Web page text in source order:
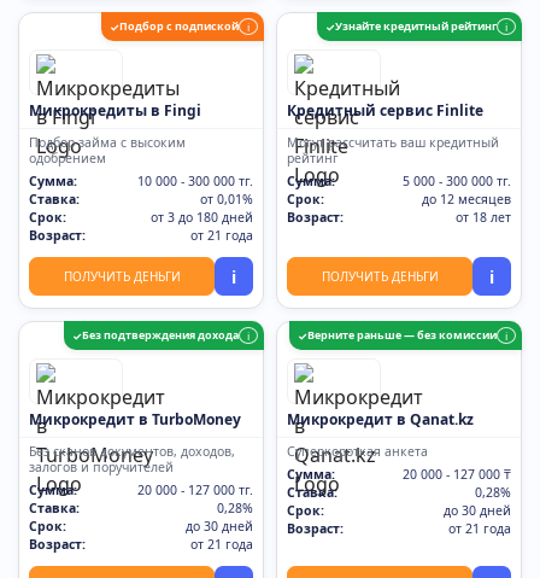
✓Подбор с подпиской i
Микрокредиты в Fingi
Подбор займа с высоким
одобрением
Сумма:
10 000 - 300 000 тг.
Ставка:
от 0,01%
Срок:
от 3 до 180 дней
Возраст:
от 21 года
ПОЛУЧИТЬ ДЕНЬГИ i
✓Узнайте кредитный рейтинг i
Кредитный сервис Finlite
Могут рассчитать ваш кредитный
рейтинг
Сумма:
5 000 - 300 000 тг.
Срок:
до 12 месяцев
Возраст:
от 18 лет
ПОЛУЧИТЬ ДЕНЬГИ i
✓Без подтверждения дохода i
Микрокредит в TurboMoney
Без сканов документов, доходов,
залогов и поручителей
Сумма:
20 000 - 127 000 тг.
Ставка:
0,28%
Срок:
до 30 дней
Возраст:
от 21 года
✓Верните раньше — без комиссии i
Микрокредит в Qanat.kz
Суперкороткая анкета
Сумма:
20 000 - 127 000 ₸
Ставка:
0,28%
Срок:
до 30 дней
Возраст:
от 21 года